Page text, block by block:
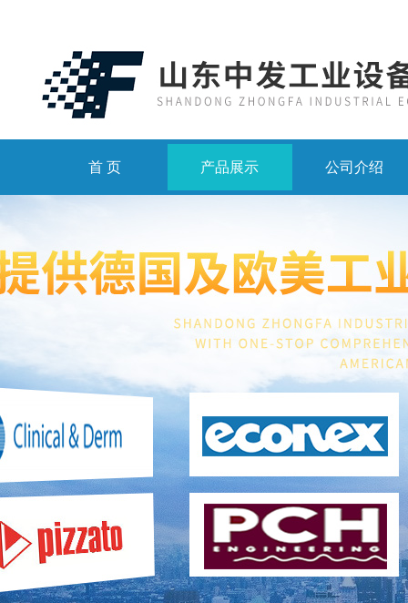
首 页 产品展示 公司介绍